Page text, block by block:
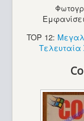
TOP 12:
Τελευταία